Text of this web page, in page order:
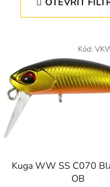
Kuga WW SS C070
OB
Kód: